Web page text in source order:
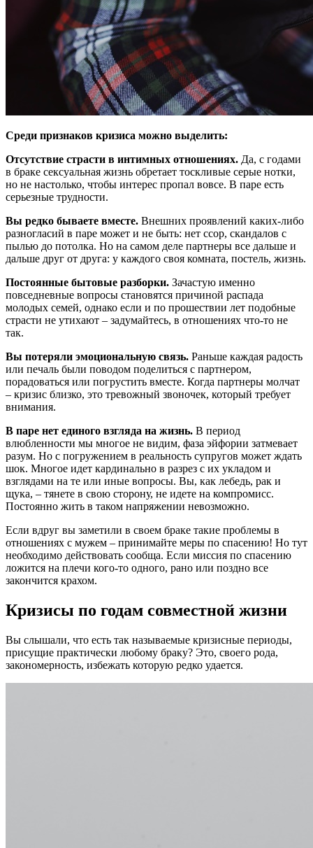
Среди признаков кризиса можно выделить:
Отсутствие страсти в интимных отношениях. Да, с годами
в браке сексуальная жизнь обретает тоскливые серые нотки,
но не настолько, чтобы интерес пропал вовсе. В паре есть
серьезные трудности.
Вы редко бываете вместе. Внешних проявлений каких-либо
разногласий в паре может и не быть: нет ссор, скандалов с
пылью до потолка. Но на самом деле партнеры все дальше и
дальше друг от друга: у каждого своя комната, постель, жизнь.
Постоянные бытовые разборки. Зачастую именно
повседневные вопросы становятся причиной распада
молодых семей, однако если и по прошествии лет подобные
страсти не утихают – задумайтесь, в отношениях что-то не
так.
Вы потеряли эмоциональную связь. Раньше каждая радость
или печаль были поводом поделиться с партнером,
порадоваться или погрустить вместе. Когда партнеры молчат
– кризис близко, это тревожный звоночек, который требует
внимания.
В паре нет единого взгляда на жизнь. В период
влюбленности мы многое не видим, фаза эйфории затмевает
разум. Но с погружением в реальность супругов может ждать
шок. Многое идет кардинально в разрез с их укладом и
взглядами на те или иные вопросы. Вы, как лебедь, рак и
щука, – тянете в свою сторону, не идете на компромисс.
Постоянно жить в таком напряжении невозможно.
Если вдруг вы заметили в своем браке такие проблемы в
отношениях с мужем – принимайте меры по спасению! Но тут
необходимо действовать сообща. Если миссия по спасению
ложится на плечи кого-то одного, рано или поздно все
закончится крахом.
Кризисы по годам совместной жизни
Вы слышали, что есть так называемые кризисные периоды,
присущие практически любому браку? Это, своего рода,
закономерность, избежать которую редко удается.